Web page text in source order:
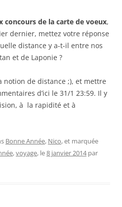
concours de la carte de voeux,
dernier, mettez votre réponse
distance y a-t-il entre nos
et de Laponie ?
notion de distance ;), et mettre
d’ici le 31/1 23:59. Il y
à la rapidité et à
Bonne Année, Nico, et marquée
,voyage, le8 janvier 2014 par